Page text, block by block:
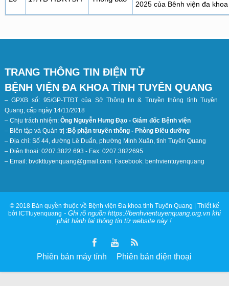
2025 của Bênh viện đa
TRANG THÔNG TIN ĐIỆN TỬ
BỆNH VIỆN ĐA KHOA TỈNH TUYÊN QUANG
– GPXB số: 95/GP-TTĐT của Sở Thông tin & Truyền thông tỉnh Tuyên
Quang, cấp ngày 14/11/2018
– Chịu trách nhiệm: Ông Nguyễn Hưng Đạo - Giám đốc Bệnh viện
– Biên tập và Quản trị :Bộ phận truyền thông - Phòng Điều dưỡng
– Địa chỉ: Số 44, đường Lê Duẩn, phường Minh Xuân, tỉnh Tuyên Quang
– Điện thoại: 0207.3822.693 - Fax: 0207.3822695
– Email: bvdkttuyenquang@gmail.com. Facebook: benhvientuyenquang
© 2018 Bản quyền thuộc về Bệnh viện Đa khoa tỉnh Tuyên Quang | Thiết kế
bởi ICTtuyenquang - Ghi rõ nguồn https://benhvientuyenquang.org.vn khi
phát hành lại thông tin từ website này !
Phiên bản máy tính Phiên bản điện thoại